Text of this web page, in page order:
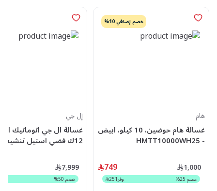
خصم إضافي 10%
هام
غسالة هام حوضين، 10 كيلو، ابيض
- HMTT10000WH25
749 1,000
خصم 25
% وفر251
إل جي
غسالة ال جي اتوماتيك
WSV1208BST
7,999
خصم50
%